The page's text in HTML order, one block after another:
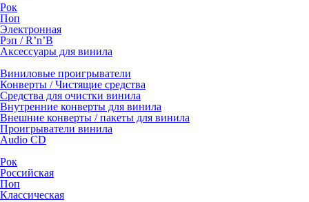
Рок
Поп
Электронная
Рэп / R’n’B
Аксессуары для винила
Виниловые проигрыватели
Конверты / Чистящие средства
Средства для очистки винила
Внутренние конверты для винила
Внешние конверты / пакеты для винила
Проигрыватели винила
Audio CD
Рок
Российская
Поп
Классическая